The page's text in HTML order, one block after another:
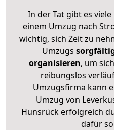
In der Tat gibt es
einem Umzug nach
wichtig, sich Zeit zu
Umzugs
organisieren, um
reibungslos
Umzugsfirma kann
Umzug von
Hunsrück erfolgreich
dafür